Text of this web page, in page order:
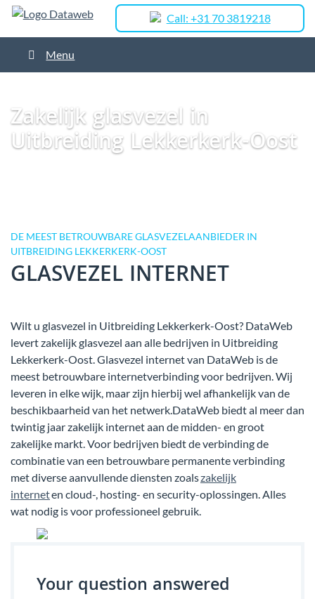
Call: +31 70 3819218
Menu
Zakelijk glasvezel in
Uitbreiding Lekkerkerk-Oost
DE MEEST BETROUWBARE GLASVEZELAANBIEDER IN
UITBREIDING LEKKERKERK-OOST
GLASVEZEL INTERNET
Wilt u glasvezel in Uitbreiding Lekkerkerk-Oost? DataWeb
levert zakelijk glasvezel aan alle bedrijven in Uitbreiding
Lekkerkerk-Oost. Glasvezel internet van DataWeb is de
meest betrouwbare internetverbinding voor bedrijven. Wij
leveren in elke wijk, maar zijn hierbij wel afhankelijk van de
beschikbaarheid van het netwerk.DataWeb biedt al meer dan
twintig jaar zakelijk internet aan de midden- en groot
zakelijke markt. Voor bedrijven biedt de verbinding de
combinatie van een betrouwbare permanente verbinding
met diverse aanvullende diensten zoalszakelijk
interneten cloud-, hosting- en security-oplossingen. Alles
wat nodig is voor professioneel gebruik.
Your question answered